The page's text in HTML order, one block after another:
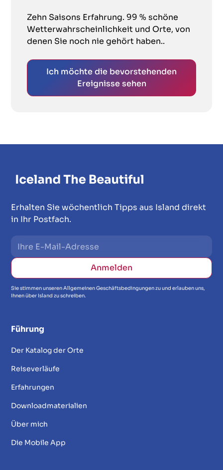
Zehn Saisons Erfahrung. 99 % schöne
Wetterwahrscheinlichkeit und Orte, von
denen Sie noch nie gehört haben..
Ich möchte die bevorstehenden
Ereignisse sehen
Erhalten Sie wöchentlich Tipps aus Island direkt
in Ihr Postfach.
Sie stimmen unseren Allgemeinen Geschäftsbedingungen zu und erlauben uns,
Ihnen über Island zu schreiben.
Führung
Der Katalog der Orte
Reiseverläufe
Erfahrungen
Downloadmaterialien
Über mich
Die Mobile App